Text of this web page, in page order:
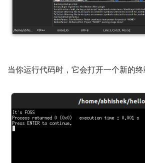
当你运行代码时，它会打开一个新的终